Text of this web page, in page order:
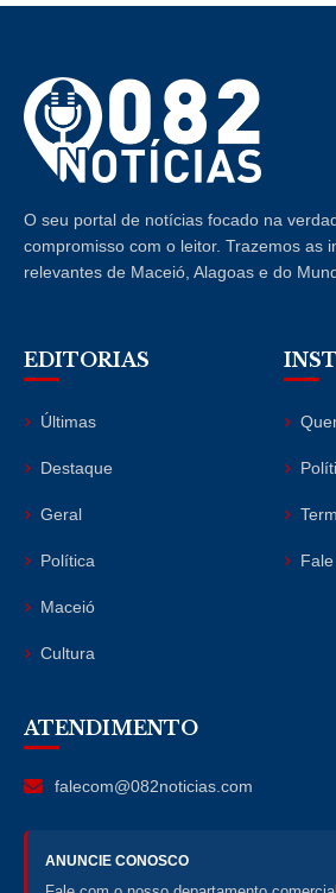
O seu portal de notícias focado na
compromisso com o leitor. Trazemos as
relevantes de Maceió, Alagoas e do
EDITORIAS
Últimas
Destaque
Geral
Política
Maceió
Cultura
ATENDIMENTO
falecom@082noticias.com
ANUNCIE CONOSCO